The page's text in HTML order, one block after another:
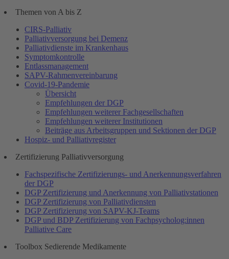
Themen von A bis Z
CIRS-Palliativ
Palliativversorgung bei Demenz
Palliativdienste im Krankenhaus
Symptomkontrolle
Entlassmanagement
SAPV-Rahmenvereinbarung
Covid-19-Pandemie
Übersicht
Empfehlungen der DGP
Empfehlungen weiterer Fachgesellschaften
Empfehlungen weiterer Institutionen
Beiträge aus Arbeitsgruppen und Sektionen der DGP
Hospiz- und Palliativregister
Zertifizierung Palliativversorgung
Fachspezifische Zertifizierungs- und Anerkennungsverfahren
der DGP
DGP Zertifizierung und Anerkennung von Palliativstationen
DGP Zertifizierung von Palliativdiensten
DGP Zertifizierung von SAPV-KJ-Teams
DGP und BDP Zertifizierung von Fachpsycholog:innen
Palliative Care
Toolbox Sedierende Medikamente